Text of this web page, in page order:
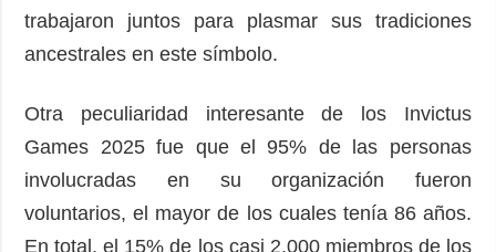
trabajaron juntos para plasmar sus tradiciones
ancestrales en este símbolo.
Otra peculiaridad interesante de los Invictus
Games 2025 fue que el 95% de las personas
involucradas en su organización fueron
voluntarios, el mayor de los cuales tenía 86 años.
En total, el 15% de los casi 2.000 miembros de los